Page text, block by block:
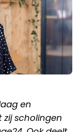
en
scholingen